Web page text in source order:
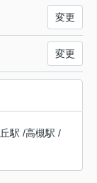
変更
変更
駅 /高槻駅 /